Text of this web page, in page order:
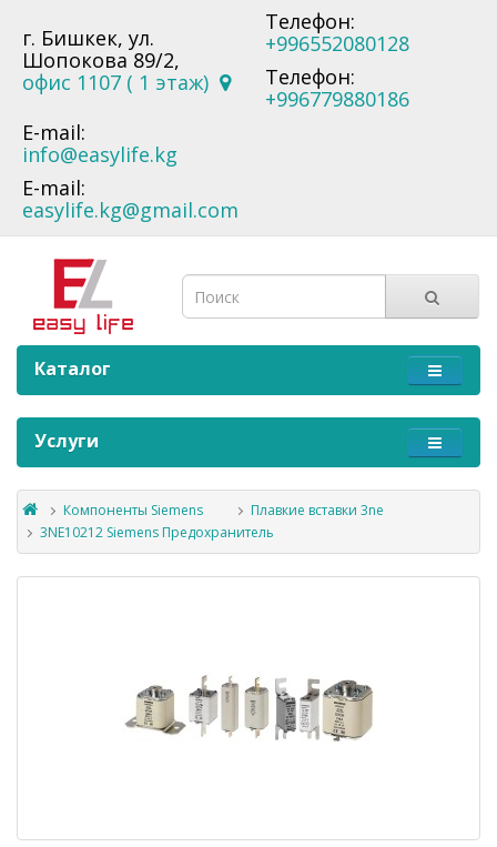
г. Бишкек, ул.
Шопокова 89/2,
офис 1107 ( 1 этаж)
Телефон:
+996552080128
Телефон:
+996779880186
E-mail:
info@easylife.kg
E-mail:
easylife.kg@gmail.com
Каталог
Услуги
Компоненты Siemens
Плавкие вставки 3ne
3NE10212 Siemens Предохранитель